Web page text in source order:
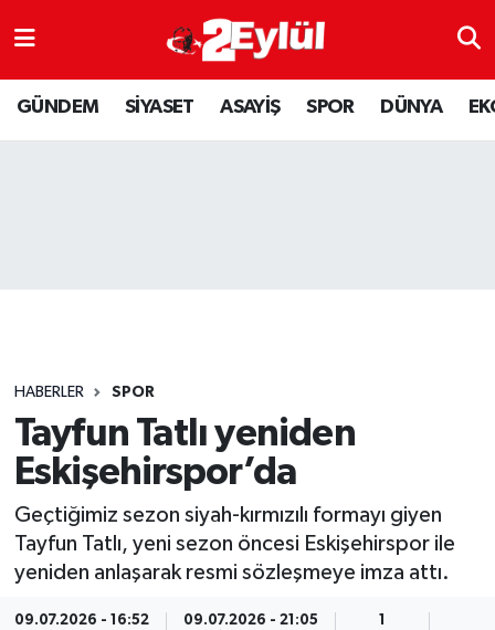
GÜNDEM SİYASET ASAYİŞ SPOR DÜNYA
HABERLER SPOR
Tayfun Tatlı yeniden
Eskişehirspor’da
Geçtiğimiz sezon siyah-kırmızılı formayı giyen
Tayfun Tatlı, yeni sezon öncesi Eskişehirspor ile
yeniden anlaşarak resmi sözleşmeye imza attı.
09.07.2026 - 16:52 09.07.2026 - 21:05
ASAYİŞ
DÜNYA
SPOR
YAŞAM
Nöbetçi Eczaneler
Hava Durumu
Son Dakika Haberleri
Haber Arşivi